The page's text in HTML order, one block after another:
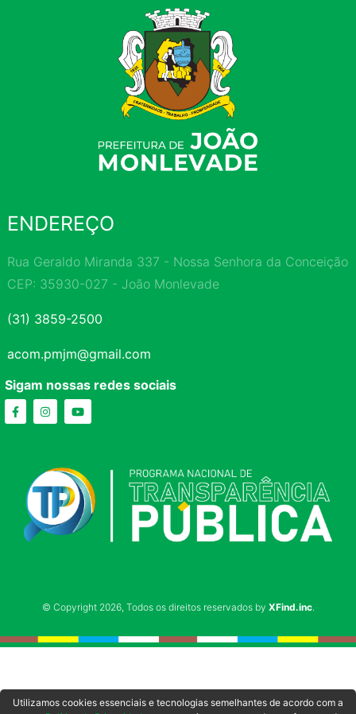
ENDEREÇO
Rua Geraldo Miranda 337 - Nossa Senhora da Conceição
CEP: 35930-027 - João Monlevade
(31) 3859-2500
acom.pmjm@gmail.com
Sigam nossas redes sociais
© Copyright 2026, Todos os direitos reservados by XFind.inc.
Utilizamos cookies essenciais e tecnologias semelhantes de acordo com a